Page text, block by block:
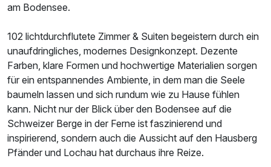
Doppelzimmer Komfort Seeseite
2 Erwachsene
am Bodensee.
102 lichtdurchflutete Zimmer & Suiten begeistern durch ein
unaufdringliches, modernes Designkonzept. Dezente
Farben, klare Formen und hochwertige Materialien sorgen
für ein entspannendes Ambiente, in dem man die Seele
baumeln lassen und sich rundum wie zu Hause fühlen
kann. Nicht nur der Blick über den Bodensee auf die
Schweizer Berge in der Ferne ist faszinierend und
inspirierend, sondern auch die Aussicht auf den Hausberg
Pfänder und Lochau hat durchaus ihre Reize.